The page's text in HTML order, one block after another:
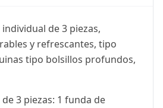
de 3 piezas,
y refrescantes, tipo
tipo bolsillos profundos,
3 piezas: 1 funda de